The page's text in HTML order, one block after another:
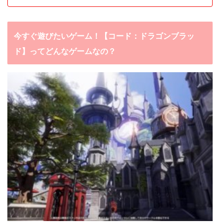
今すぐ遊びたいゲーム！【コード：ドラゴンブラッ
ド】ってどんなゲームなの？